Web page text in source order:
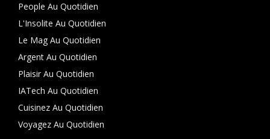
People Au Quotidien
L'Insolite Au Quotidien
Le Mag Au Quotidien
Argent Au Quotidien
Plaisir Au Quotidien
IATech Au Quotidien
Cuisinez Au Quotidien
Voyagez Au Quotidien